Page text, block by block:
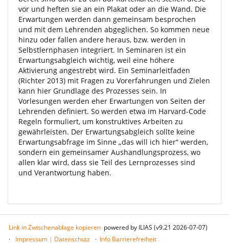
vor und heften sie an ein Plakat oder an die Wand. Die
Erwartungen werden dann gemeinsam besprochen
und mit dem Lehrenden abgeglichen. So kommen neue
hinzu oder fallen andere heraus, bzw. werden in
Selbstlernphasen integriert. In Seminaren ist ein
Erwartungsabgleich wichtig, weil eine höhere
Aktivierung angestrebt wird. Ein Seminarleitfaden
(Richter 2013) mit Fragen zu Vorerfahrungen und Zielen
kann hier Grundlage des Prozesses sein. In
Vorlesungen werden eher Erwartungen von Seiten der
Lehrenden definiert. So werden etwa im Harvard-Code
Regeln formuliert, um konstruktives Arbeiten zu
gewährleisten. Der Erwartungsabgleich sollte keine
Erwartungsabfrage im Sinne „das will ich hier“ werden,
sondern ein gemeinsamer Aushandlungsprozess, wo
allen klar wird, dass sie Teil des Lernprozesses sind
und Verantwortung haben.
Link in Zwischenablage kopieren powered by ILIAS (v9.21 2026-07-07)
Impressum | Datenschutz
Info Barrierefreiheit